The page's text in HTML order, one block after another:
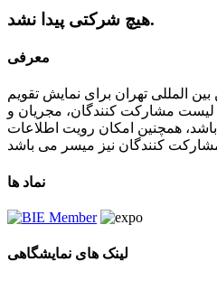
هیچ شرکتی پیدا نشد.
معرفی
المللی تهران برای نمایش تقویم
لیست مشارکت کنندگان، مجریان و
همچنین امکان رویت اطلاعات
نماد ها
لینک های نمایشگاهی